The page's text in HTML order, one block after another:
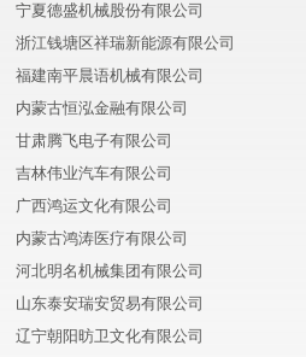
宁夏德盛机械股份有限公司
浙江钱塘区祥瑞新能源有限公司
福建南平晨语机械有限公司
内蒙古恒泓金融有限公司
甘肃腾飞电子有限公司
吉林伟业汽车有限公司
广西鸿运文化有限公司
内蒙古鸿涛医疗有限公司
河北明名机械集团有限公司
山东泰安瑞安贸易有限公司
辽宁朝阳昉卫文化有限公司